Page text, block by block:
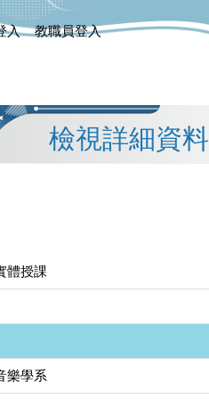
入 教職員登入
檢視詳細資料
體授課
樂學系